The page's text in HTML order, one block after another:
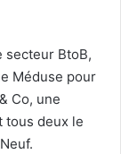
secteur BtoB,
Méduse pour
Co, une
tous deux le